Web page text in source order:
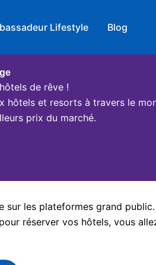
Lifestyle Blog
de rêve !
hôtels et resorts à travers le
prix du marché.
sur les plateformes grand public.
réserver vos hôtels, vous